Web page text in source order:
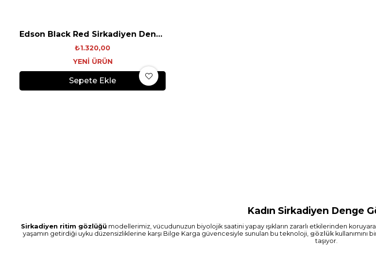
Edson Black Red Sirkadiyen Denge Gözlüğü
₺1.320,00
Sepete Ekle
YENI ÜRÜN
Kadın Sirkadiyen Denge
Sirkadiyen ritim gözlüğü modellerimiz, vücudunuzun biyolojik saatini yapay ışıkların zararlı etkilerinden
yaşamın getirdiği uyku düzensizliklerine karşı Bilge Karga güvencesiyle sunulan bu teknoloji, gözlük
taşıyor.